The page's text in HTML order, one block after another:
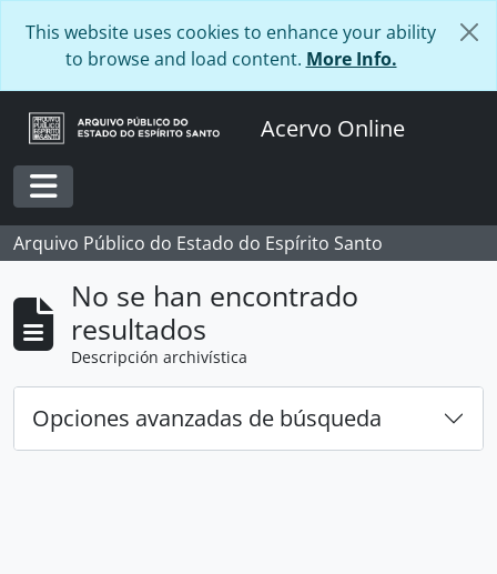
This website uses cookies to enhance your ability
to browse and load content. More Info.
Acervo Online
Toggle navigation
Arquivo Público do Estado do Espírito Santo
No se han encontrado
resultados
Descripción archivística
Opciones avanzadas de búsqueda